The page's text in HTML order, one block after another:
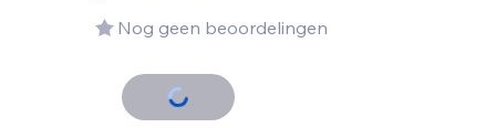
Nog geen beoordelingen